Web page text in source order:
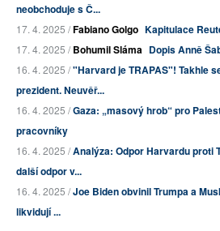
neobchoduje s Č...
17. 4. 2025 /Fabiano Golgo Kapitulace
17. 4. 2025 /Bohumil Sláma Dopis Anně
16. 4. 2025 /"Harvard je TRAPAS"! Takhle
prezident. Neuvěř...
16. 4. 2025 /Gaza: „masový hrob“ pro
pracovníky
16. 4. 2025 /Analýza: Odpor Harvardu proti
další odpor v...
16. 4. 2025 /Joe Biden obvinil Trumpa a
likvidují ...